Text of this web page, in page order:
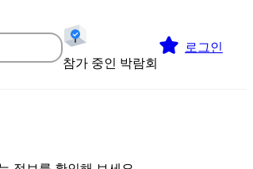
참가 중인 박람회
로그인